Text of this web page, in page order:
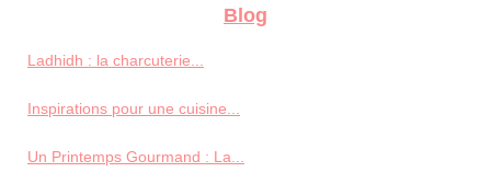
Blog
Ladhidh : la charcuterie...
Inspirations pour une cuisine...
Un Printemps Gourmand : La...